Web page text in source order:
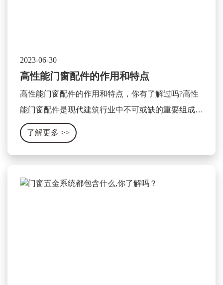
2023-06-30
高性能门窗配件的作用和特点
高性能门窗配件的作用和特点，你有了解过吗?高性
能门窗配件是现代建筑行业中不可或缺的重要组成部
分，它可以显著提升门窗的使用性能和安全性。其作
用和特点可以被总结为以下几个方面。
了解更多 >>